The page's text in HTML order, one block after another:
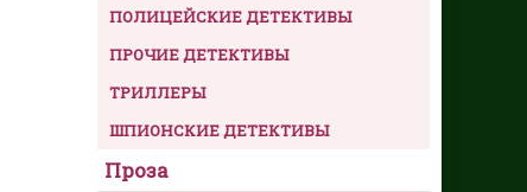
ПОЛИЦЕЙСКИЕ ДЕТЕКТИВЫ
ПРОЧИЕ ДЕТЕКТИВЫ
ТРИЛЛЕРЫ
ШПИОНСКИЕ ДЕТЕКТИВЫ
Проза